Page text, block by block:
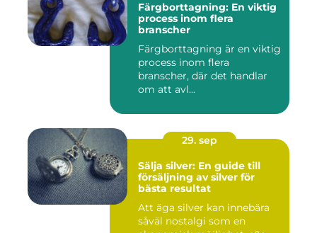
Färgborttagning: En viktig
process inom flera
branscher
Färgborttagning är en viktig
process inom flera
branscher, där det handlar
om att avl...
29. sep
Sälja silver: En guide till
försäljning av silver för
bästa resultat
Att äga silver kan innebära
såväl nostalgi som en